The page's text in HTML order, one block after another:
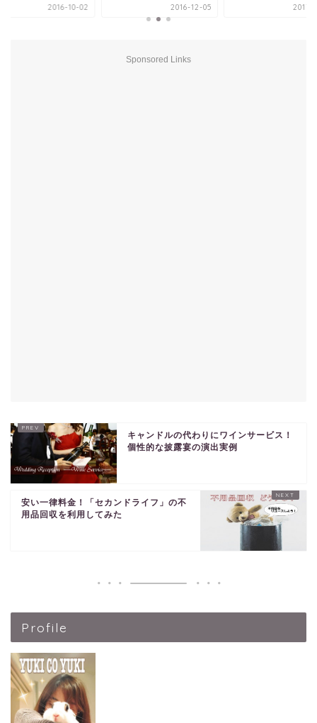
2016-10-02 2016-12-05 2017-
Sponsored Links
キャンドルの代わりにワインサービス！
個性的な披露宴の演出実例
安い一律料金！「セカンドライフ」の不
用品回収を利用してみた
Profile